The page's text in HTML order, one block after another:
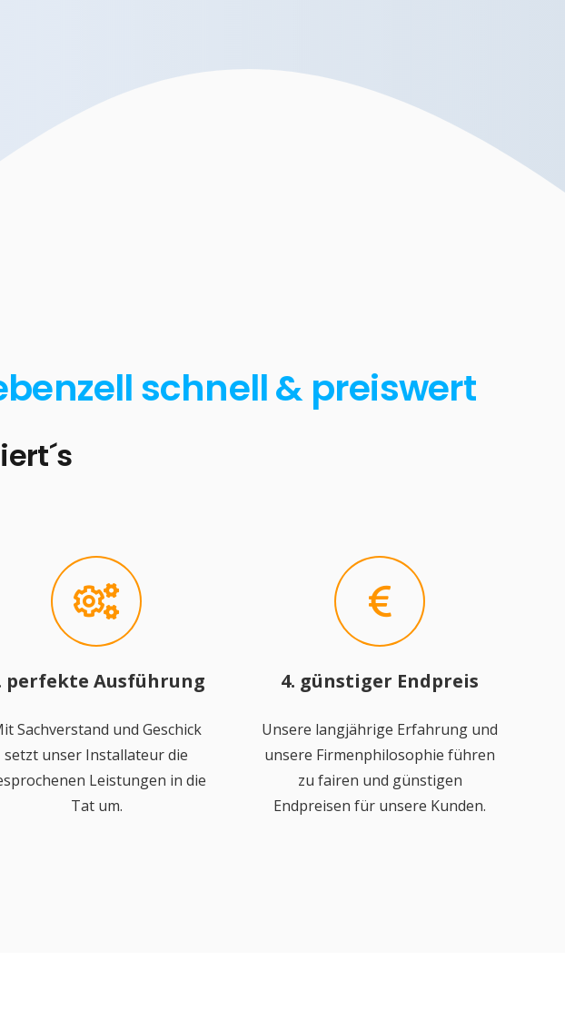
schnell & preiswert
perfekte Ausführung
Sachverstand und Geschick
setzt unser Installateur die
Leistungen in die
Tat um.
4. günstiger Endpreis
Unsere langjährige Erfahrung und
unsere Firmenphilosophie führen
zu fairen und günstigen
Endpreisen für unsere Kunden.